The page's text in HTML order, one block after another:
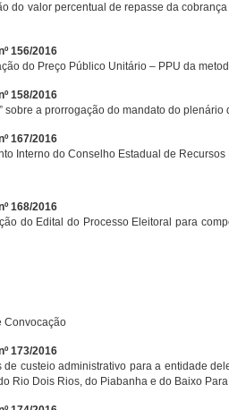
do valor percentual de repasse da
156/2016
do Preço Público Unitário – PPU da
158/2016
sobre a prorrogação do mandato do
167/2016
Interno do Conselho Estadual de
168/2016
do Edital do Processo Eleitoral para
Convocação
173/2016
de custeio administrativo para a entidade
Rio Dois Rios, do Piabanha e do Baixo